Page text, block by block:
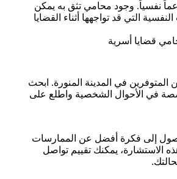
نفسياً. وجود محامي تثق به يمكن
التي قد تواجهها أثناء القضايا
قضايا أسرية
المتوفرين في المدينة المنورة. ابحث
في الأحوال الشخصية واطلع على
إلى فكرة أفضل عن الممارسات
الاستشارة، يمكنك تقييم تواصل